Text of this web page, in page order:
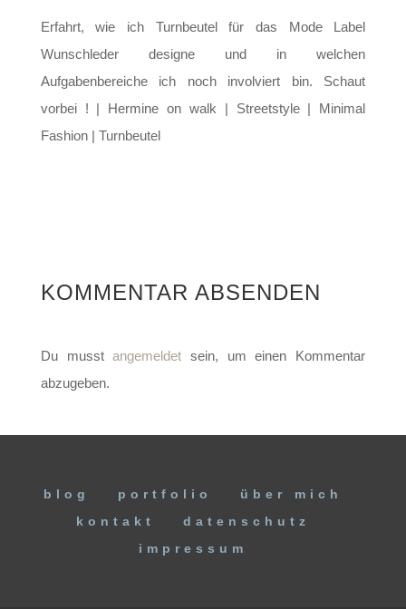
Erfahrt, wie ich Turnbeutel für das Mode Label
Wunschleder designe und in welchen
Aufgabenbereiche ich noch involviert bin. Schaut
vorbei ! | Hermine on walk | Streetstyle | Minimal
Fashion | Turnbeutel
KOMMENTAR ABSENDEN
Du musstangemeldet sein, um einen Kommentar
abzugeben.
blog portfolio
über mich
kontakt
datenschutz
impressum